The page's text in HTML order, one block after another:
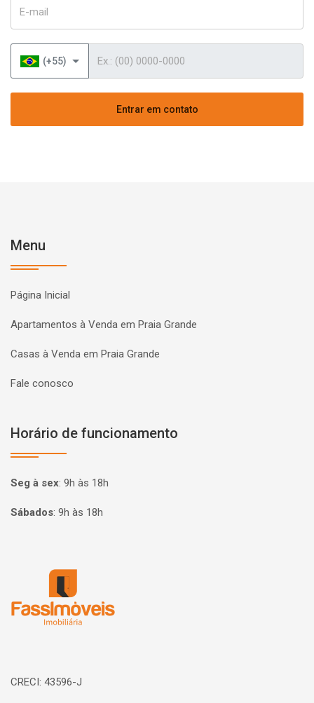
(+55)
Entrar em contato
Menu
Página Inicial
Apartamentos à Venda em Praia Grande
Casas à Venda em Praia Grande
Fale conosco
Horário de funcionamento
Seg à sex: 9h às 18h
Sábados: 9h às 18h
CRECI: 43596-J